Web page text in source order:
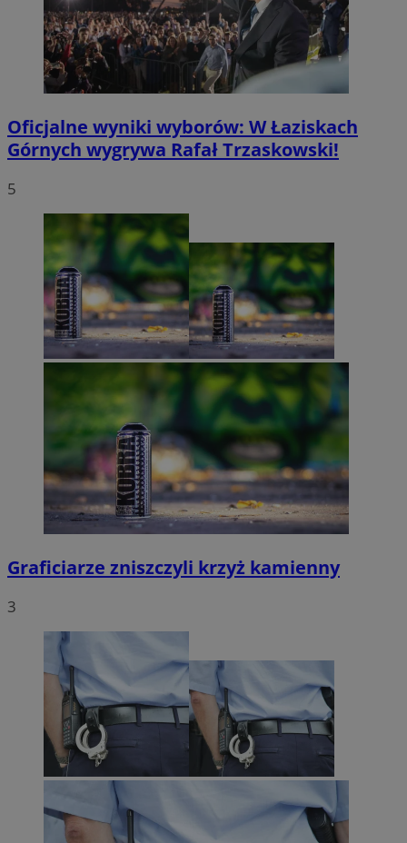
Oficjalne wyniki wyborów: W Łaziskach
Górnych wygrywa Rafał Trzaskowski!
5
Graficiarze zniszczyli krzyż kamienny
3